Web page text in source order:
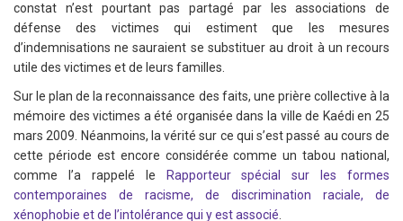
constat n’est pourtant pas partagé par les associations de
défense des victimes qui estiment que les mesures
d’indemnisations ne sauraient se substituer au droit à un recours
utile des victimes et de leurs familles.
Sur le plan de la reconnaissance des faits, une prière collective à la
mémoire des victimes a été organisée dans la ville de Kaédi en 25
mars 2009. Néanmoins, la vérité sur ce qui s’est passé au cours de
cette période est encore considérée comme un tabou national,
comme l’a rappelé le
Rapporteur spécial sur les formes
contemporaines de racisme, de discrimination raciale, de
xénophobie et de l’intolérance qui y est associé